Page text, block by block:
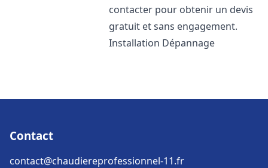
contacter pour obtenir un devis
gratuit et sans engagement.
Installation Dépannage
Contact
contact@chaudiereprofessionnel-11.fr